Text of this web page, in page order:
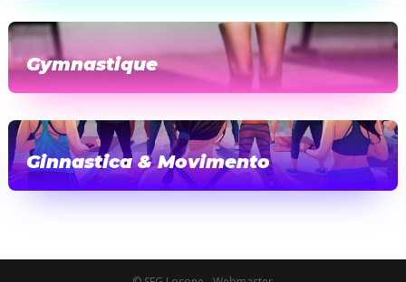
Gymnastique
Ginnastica & Movimento